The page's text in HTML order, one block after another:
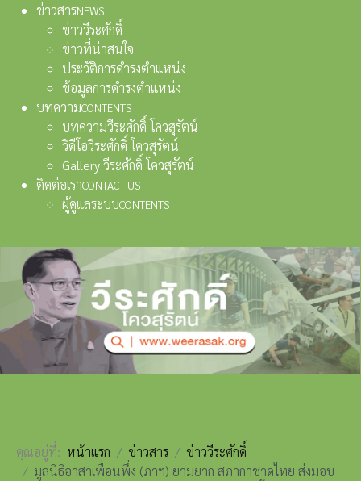
ข่าวสารNEWS
ข่าววีระศักดิ์
ข่าวที่น่าสนใจ
ประวัติการดำรงตำแหน่ง
ข้อมูลการดำรงตำแหน่ง
บทความCONTENTS
บทความวีระศักดิ์ โควสุรัตน์
วิดีโอวีระศักดิ์ โควสุรัตน์
Gallery วีระศักดิ์ โควสุรัตน์
ติดต่อเราCONTACT US
ผู้ดูแลระบบCONTENTS
คุณอยู่ที่: หน้าแรก ข่าวสาร
ข่าววีระศักดิ์
มูลนิธิอาสาเพื่อนพึ่ง (ภาฯ) ยามยาก สภากาชาดไทย ส่งมอบ